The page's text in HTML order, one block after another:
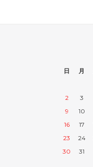
日
月
2
3
9
10
16
17
23
24
30
31